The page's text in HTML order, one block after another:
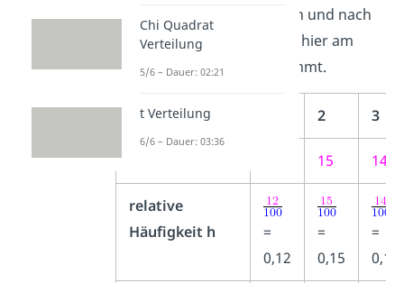
relativen Häufigkeiten nach und nach
aufaddiert. Du siehst, dass hier am
Ende tatsächlich
rauskommt.
Würfelergebnis 2 3
15 14
relative
Häufigkeit h
=
0,12
=
0,15
=
0,14
Chi Quadrat
Verteilung
5/6 – Dauer: 02:21
t Verteilung
6/6 – Dauer: 03:36